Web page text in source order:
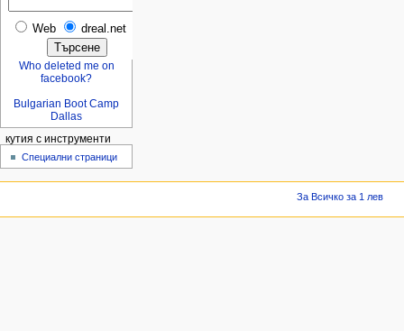
Web dreal.net
Who deleted me on
facebook?
Bulgarian Boot Camp
Dallas
кутия с инструменти
Специални страници
За Всичко за 1 лев